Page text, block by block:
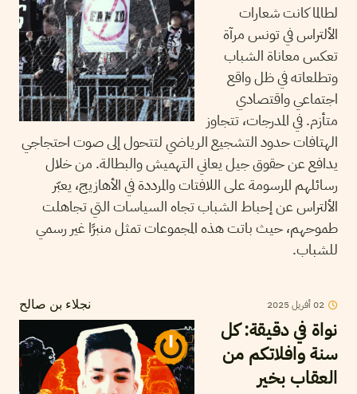
لطالما كانت شعارات
الألتراس في تونس مرآة
تعكس معاناة الشباب
وتطلعاته في ظل واقع
اجتماعي واقتصادي
متأزم. في المدرجات، تتجاوز
الهتافات حدود التشجيع الرياضي لتتحول إلى صوت احتجاجي
يدافع عن حقوق جيل يعاني التهميش والبطالة. من خلال
رسائلهم المرسومة على اللافتات والمرددة في الأهازيج، يعبّر
الألتراس عن إحباط الشباب تجاه السياسات التي تجاهلت
طموحهم، حيث باتت هذه المجموعات تمثل منبرًا غير رسمي
للشباب.
نجلاء بن صالح 02أفريل 2025
نواة في دقيقة: كل
سنة وافلاتكم من
العقاب بخير